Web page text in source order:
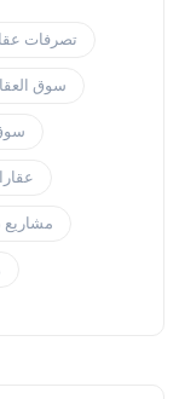
تصرفات
سوق
مشاريع